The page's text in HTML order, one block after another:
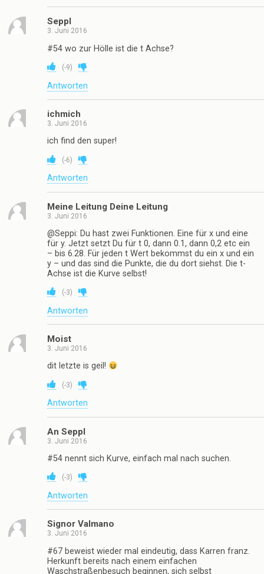
Seppl
3. Juni 2016
#54 wo zur Hölle ist die t Achse?
(-9)
Antworten
ichmich
3. Juni 2016
ich find den super!
(-6)
Antworten
Meine Leitung Deine Leitung
3. Juni 2016
@Seppi: Du hast zwei Funktionen. Eine für x und eine
für y. Jetzt setzt Du für t 0, dann 0.1, dann 0,2 etc ein
– bis 6.28. Für jeden t Wert bekommst du ein x und ein
y – und das sind die Punkte, die du dort siehst. Die t-
Achse ist die Kurve selbst!
(-3)
Antworten
Moist
3. Juni 2016
dit letzte is geil!
(-3)
Antworten
An Seppl
3. Juni 2016
#54 nennt sich Kurve, einfach mal nach suchen.
(-3)
Antworten
Signor Valmano
3. Juni 2016
#67 beweist wieder mal eindeutig, dass Karren franz.
Herkunft bereits nach einem einfachen
Waschstraßenbesuch beginnen, sich selbst